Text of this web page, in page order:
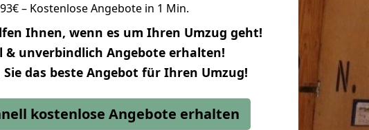
– Kostenlose Angebote in 1 Min.
Ihnen, wenn es um Ihren Umzug geht!
& unverbindlich Angebote erhalten!
Sie das beste Angebot für Ihren Umzug!
kostenlose Angebote erhalten